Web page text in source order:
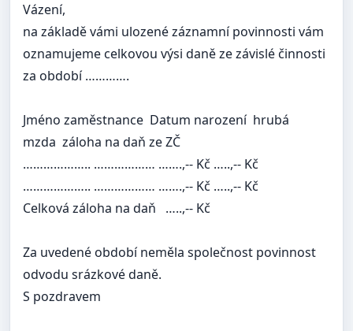
Vázení,
na základě vámi ulozené záznamní povinnosti vám
oznamujeme celkovou výsi daně ze závislé činnosti
za období ………….
Jméno zaměstnance Datum narození hrubá
mzda záloha na daň ze ZČ
……………….. ……………… …….,-- Kč …..,-- Kč
……………….. ……………… …….,-- Kč …..,-- Kč
Celková záloha na daň …..,-- Kč
Za uvedené období neměla společnost povinnost
odvodu srázkové daně.
S pozdravem